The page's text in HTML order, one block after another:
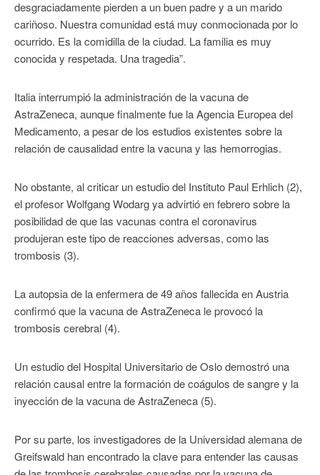
desgraciadamente pierden a un buen padre y a un marido
cariñoso. Nuestra comunidad está muy conmocionada por lo
ocurrido. Es la comidilla de la ciudad. La familia es muy
conocida y respetada. Una tragedia”.
Italia interrumpió la administración de la vacuna de
AstraZeneca, aunque finalmente fue la Agencia Europea del
Medicamento, a pesar de los estudios existentes sobre la
relación de causalidad entre la vacuna y las hemorrogias.
No obstante, al criticar un estudio del Instituto Paul Erhlich (2),
el profesor Wolfgang Wodarg ya advirtió en febrero sobre la
posibilidad de que las vacunas contra el coronavirus
produjeran este tipo de reacciones adversas, como las
trombosis (3).
La autopsia de la enfermera de 49 años fallecida en Austria
confirmó que la vacuna de AstraZeneca le provocó la
trombosis cerebral (4).
Un estudio del Hospital Universitario de Oslo demostró una
relación causal entre la formación de coágulos de sangre y la
inyección de la vacuna de AstraZeneca (5).
Por su parte, los investigadores de la Universidad alemana de
Greifswald han encontrado la clave para entender las causas